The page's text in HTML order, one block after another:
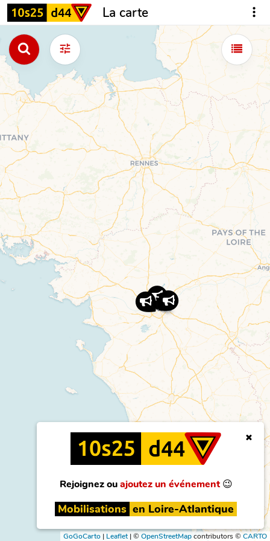
La carte
GoGoCarto | Leaflet |©OpenStreetMapcontributors ©CARTO
Rejoignez ou ajoutez un événement 😉
Mobilisations en Loire-Atlantique